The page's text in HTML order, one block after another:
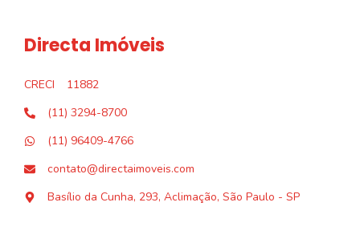
Directa Imóveis
CRECI
11882
(11) 3294-8700
(11) 96409-4766
contato@directaimoveis.com
Basílio da Cunha, 293, Aclimação, São Paulo - SP